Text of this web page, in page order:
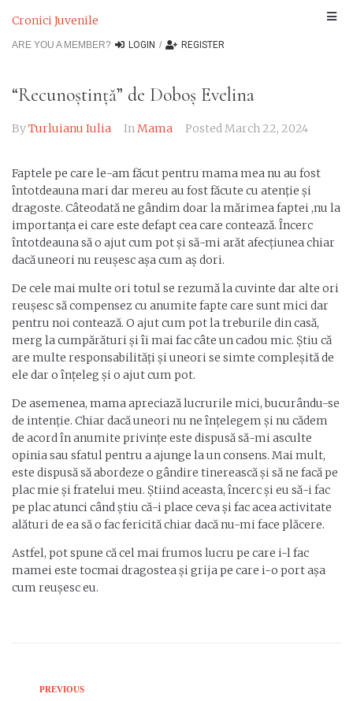
Cronici Juvenile
ARE YOU A MEMBER? LOGIN / REGISTER
“Recunoștință” de Doboș Evelina
ByTurluianu Iulia InMama PostedMarch 22, 2024
Faptele pe care le-am făcut pentru mama mea nu au fost
întotdeauna mari dar mereu au fost făcute cu atenție și
dragoste. Câteodată ne gândim doar la mărimea faptei ,nu la
importanța ei care este defapt cea care contează. Încerc
întotdeauna să o ajut cum pot și să-mi arăt afecțiunea chiar
dacă uneori nu reușesc așa cum aș dori.
De cele mai multe ori totul se rezumă la cuvinte dar alte ori
reușesc să compensez cu anumite fapte care sunt mici dar
pentru noi contează. O ajut cum pot la treburile din casă,
merg la cumpărături și îi mai fac câte un cadou mic. Știu că
are multe responsabilități și uneori se simte compleșită de
ele dar o înțeleg și o ajut cum pot.
De asemenea, mama apreciază lucrurile mici, bucurându-se
de intenție. Chiar dacă uneori nu ne înțelegem și nu cădem
de acord în anumite privințe este dispusă să-mi asculte
opinia sau sfatul pentru a ajunge la un consens. Mai mult,
este dispusă să abordeze o gândire tinerească și să ne facă pe
plac mie și fratelui meu. Știind aceasta, încerc și eu să-i fac
pe plac atunci când știu că-i place ceva și fac acea activitate
alături de ea să o fac fericită chiar dacă nu-mi face plăcere.
Astfel, pot spune că cel mai frumos lucru pe care i-l fac
mamei este tocmai dragostea și grija pe care i-o port așa
cum reușesc eu.
PREVIOUS